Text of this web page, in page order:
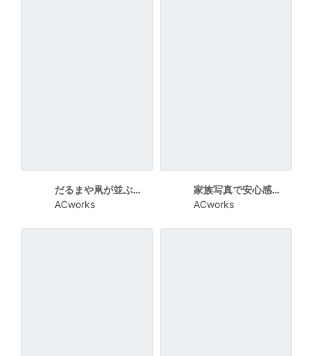
だるまや凧が並ぶ和風ポップなお正月遊びチラシ
ACworks
家族写真で安心感を伝える保険相談チラシ
ACworks